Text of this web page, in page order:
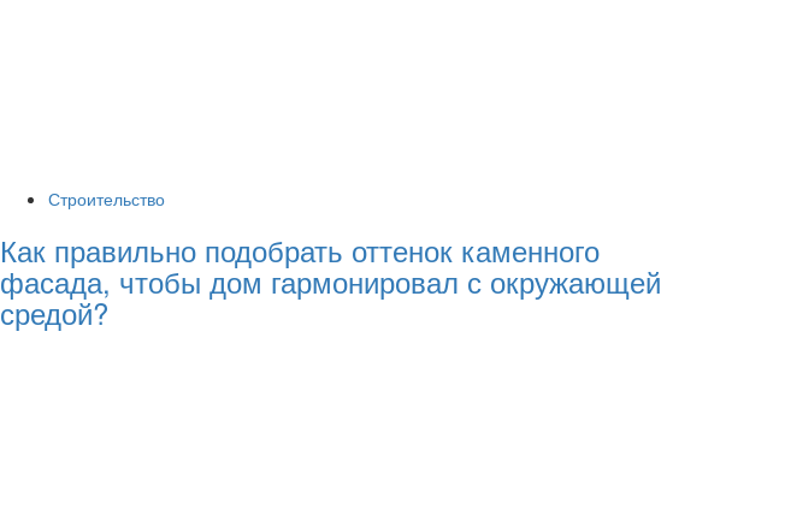
Строительство
Как правильно подобрать оттенок каменного
фасада, чтобы дом гармонировал с окружающей
средой?